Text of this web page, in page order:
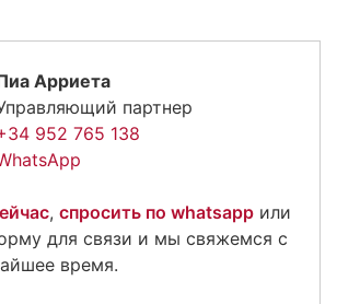
Арриета
партнер
952 765 138
, спросить по whatsapp или
для связи и мы свяжемся с
время.